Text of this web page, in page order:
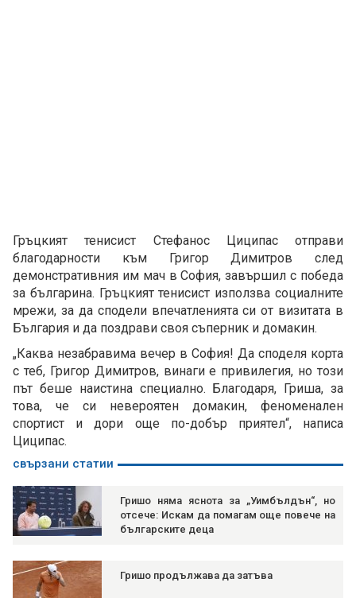
Гръцкият тенисист Стефанос Циципас отправи
благодарности към Григор Димитров след
демонстративния им мач в София, завършил с победа
за българина. Гръцкият тенисист използва социалните
мрежи, за да сподели впечатленията си от визитата в
България и да поздрави своя съперник и домакин.
„Каква незабравима вечер в София! Да споделя корта
с теб, Григор Димитров, винаги е привилегия, но този
път беше наистина специално. Благодаря, Гриша, за
това, че си невероятен домакин, феноменален
спортист и дори още по-добър приятел“, написа
Циципас.
свързани статии
Гришо няма яснота за „Уимбълдън“, но
отсече: Искам да помагам още повече на
българските деца
Гришо продължава да затъва